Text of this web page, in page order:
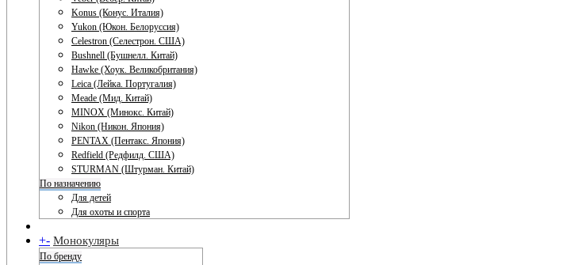
Konus (Конус. Италия)
Yukon (Юкон. Белоруссия)
Celestron (Селестрон. США)
Bushnell (Бушнелл. Китай)
Hawke (Хоук. Великобритания)
Leica (Лейка. Португалия)
Meade (Мид. Китай)
MINOX (Минокс. Китай)
Nikon (Никон. Япония)
PENTAX (Пентакс. Япония)
Redfield (Редфилд. США)
STURMAN (Штурман. Китай)
По назначению
Для детей
Для охоты и спорта
+- Монокуляры
По бренду